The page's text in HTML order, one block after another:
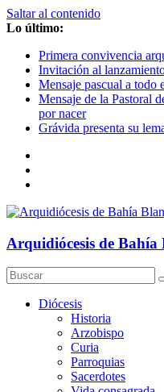
Saltar al contenido
Lo último:
Primera convivencia
Invitación al
Mensaje pascual a todo
Mensaje de la Pastoral
por nacer
Grávida presenta su
Arquidiócesis de Bahía
Diócesis
Historia
Arzobispo
Curia
Parroquias
Sacerdotes